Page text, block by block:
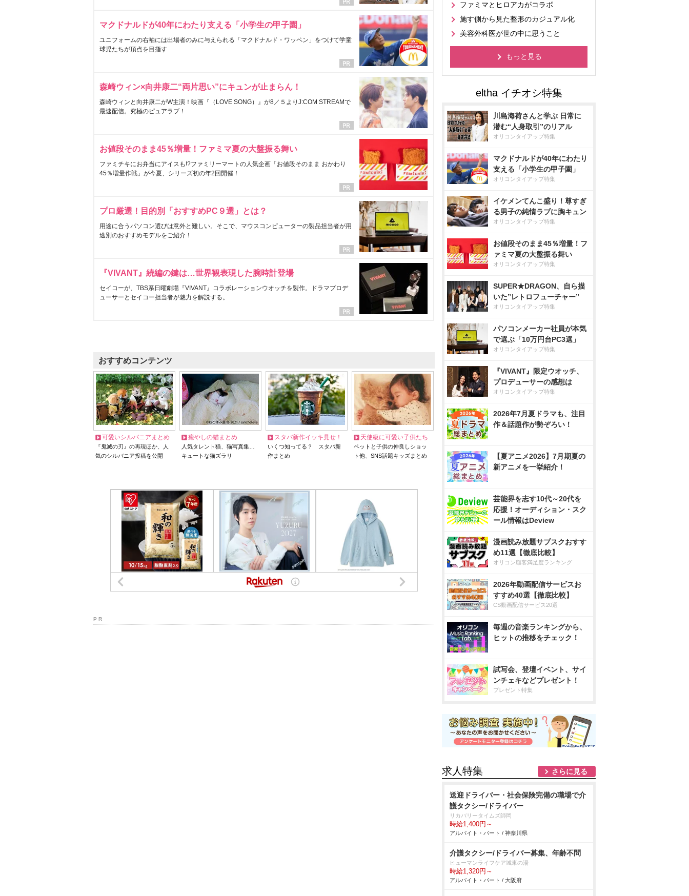
マクドナルドが40年にわたり支える「小学生の甲子園」
ユニフォームの右袖には出場者のみに与えられる「マクドナルド・ワッペン」をつけて学童
球児たちが頂点を目指す
森崎ウィン×向井康二“両片思い”にキュンが止まらん！
森崎ウィンと向井康二がW主演！映画『（LOVE SONG）』が8／５よりJ:COM STREAMで
最速配信。究極のピュアラブ！
お値段そのまま45％増量！ファミマ夏の大盤振る舞い
ファミチキにお弁当にアイスも!?ファミリーマートの人気企画「お値段そのまま おかわり
45％増量作戦」が今夏、シリーズ初の年2回開催！
プロ厳選！目的別「おすすめPC９選」とは？
用途に合うパソコン選びは意外と難しい。そこで、マウスコンピューターの製品担当者が用
途別のおすすめモデルをご紹介！
『VIVANT』続編の鍵は…世界観表現した腕時計登場
セイコーが、TBS系日曜劇場『VIVANT』コラボレーションウオッチを製作。ドラマプロデ
ューサーとセイコー担当者が魅力を解説する。
おすすめコンテンツ
可愛いシルバニアまとめ
『鬼滅の刃』の再現ほか、人
気のシルバニア投稿を公開
癒やしの猫まとめ
人気タレント猫、猫写真集…
キュートな猫ズラリ
スタバ新作イッキ見せ！
いくつ知ってる？ スタバ新
作まとめ
天使級に可愛い子供たち
ペットと子供の仲良しショッ
ト他、SNS話題キッズまとめ
P R
ファミマとヒロアカがコラボ
施す側から見た整形のカジュアル化
美容外科医が世の中に思うこと
もっと見る
川島海荷さんと学ぶ 日常に
潜む“人身取引”のリアル
オリコンタイアップ特集
マクドナルドが40年にわたり
支える「小学生の甲子園」
オリコンタイアップ特集
イケメンてんこ盛り！尊すぎ
る男子の純情ラブに胸キュン
オリコンタイアップ特集
お値段そのまま45％増量！フ
ァミマ夏の大盤振る舞い
オリコンタイアップ特集
SUPER★DRAGON、自ら描
いた”レトロフューチャー”
オリコンタイアップ特集
パソコンメーカー社員が本気
で選ぶ「10万円台PC3選」
オリコンタイアップ特集
『VIVANT』限定ウオッチ、
プロデューサーの感想は
オリコンタイアップ特集
2026年7月夏ドラマも、注目
作＆話題作が勢ぞろい！
【夏アニメ2026】7月期夏の
新アニメを一挙紹介！
芸能界を志す10代～20代を
応援！オーディション・スク
ール情報はDeview
漫画読み放題サブスクおすす
め11選【徹底比較】
オリコン顧客満足度ランキング
2026年動画配信サービスお
すすめ40選【徹底比較】
CS動画配信サービス20選
毎週の音楽ランキングから、
ヒットの推移をチェック！
試写会、登壇イベント、サイ
ンチェキなどプレゼント！
プレゼント特集
求人特集 さらに見る
送迎ドライバー・社会保険完備の職場で介
護タクシー/ドライバー
リカバリータイムズ師岡
時給1,400円～
アルバイト・パート / 神奈川県
介護タクシー/ドライバー募集、年齢不問
ヒューマンライフケア城東の湯
時給1,320円～
アルバイト・パート / 大阪府